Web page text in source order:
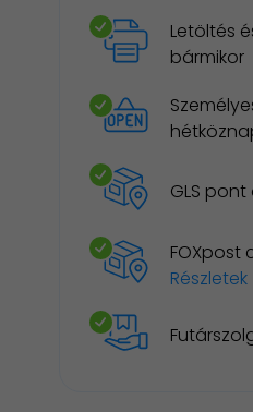
Letöltés
bármikor
GLS
Részletek